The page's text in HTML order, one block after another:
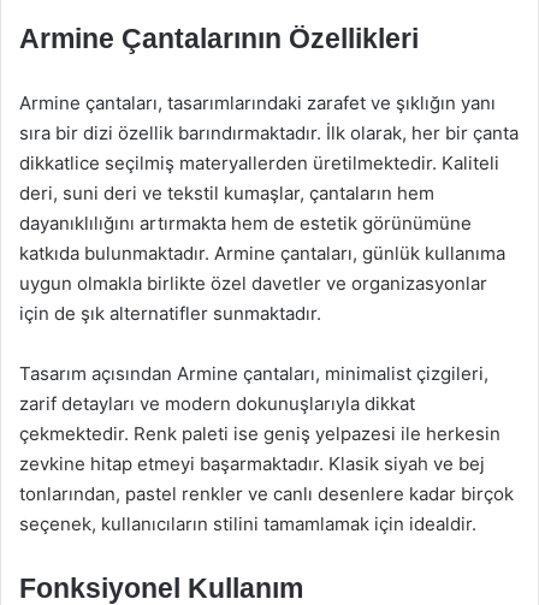
Armine Çantalarının Özellikleri
Armine çantaları, tasarımlarındaki zarafet ve şıklığın yanı
sıra bir dizi özellik barındırmaktadır. İlk olarak, her bir çanta
dikkatlice seçilmiş materyallerden üretilmektedir. Kaliteli
deri, suni deri ve tekstil kumaşlar, çantaların hem
dayanıklılığını artırmakta hem de estetik görünümüne
katkıda bulunmaktadır. Armine çantaları, günlük kullanıma
uygun olmakla birlikte özel davetler ve organizasyonlar
için de şık alternatifler sunmaktadır.
Tasarım açısından Armine çantaları, minimalist çizgileri,
zarif detayları ve modern dokunuşlarıyla dikkat
çekmektedir. Renk paleti ise geniş yelpazesi ile herkesin
zevkine hitap etmeyi başarmaktadır. Klasik siyah ve bej
tonlarından, pastel renkler ve canlı desenlere kadar birçok
seçenek, kullanıcıların stilini tamamlamak için idealdir.
Fonksiyonel Kullanım